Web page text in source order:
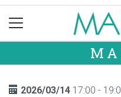
2026/03/14 17:00 -